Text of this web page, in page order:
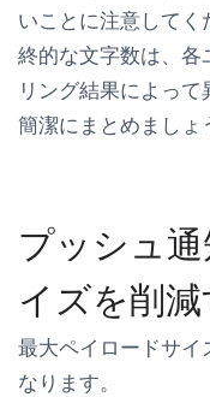
いことに注意して
終的な文字数は、
リング結果によっ
簡潔にまとめましょ
プッシュ
イズを削減
最大ペイロードサ
なります。